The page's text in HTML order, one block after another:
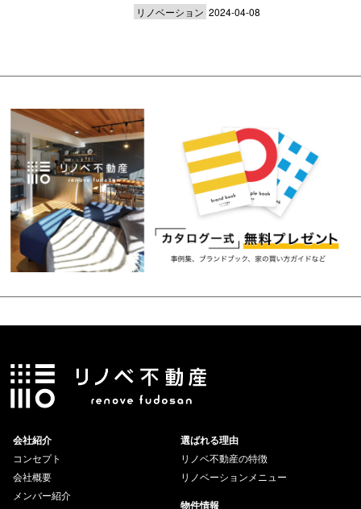
リノベーション 2024-04-08
会社紹介
コンセプト
会社概要
メンバー紹介
選ばれる理由
リノベ不動産の特徴
リノベーションメニュー
物件情報